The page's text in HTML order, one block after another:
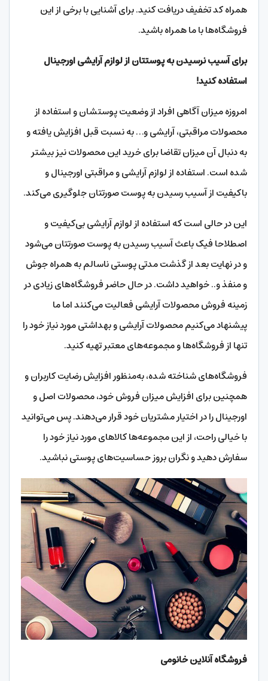
همراه کد تخفیف دریافت کنید. برای آشنایی با برخی از این
فروشگاه‌ها با ما همراه باشید.
برای آسیب نرسیدن به پوستتان از لوازم آرایشی اورجینال
استفاده کنید!
امروزه میزان آگاهی افراد از وضعیت پوستشان و استفاده از
محصولات مراقبتی، آرایشی و… به نسبت قبل افزایش یافته و
به دنبال آن میزان تقاضا برای خرید این محصولات نیز بیشتر
شده است. استفاده از لوازم آرایشی و مراقبتی اورجینال و
باکیفیت از آسیب رسیدن به پوست صورتتان جلوگیری می‌کند.
این در حالی است که استفاده از لوازم آرایشی بی‌کیفیت و
اصطلاحا فیک باعث آسیب رسیدن به پوست صورتتان می‌شود
و در نهایت بعد از گذشت مدتی پوستی ناسالم به همراه جوش
و منفذ و.. خواهید داشت. در حال حاضر فروشگاه‌های زیادی در
زمینه فروش محصولات آرایشی فعالیت می‌کنند اما ما
پیشنهاد می‌کنیم محصولات آرایشی و بهداشتی مورد نیاز خود را
تنها از فروشگاه‌ها و مجموعه‌های معتبر تهیه کنید.
فروشگاه‌های شناخته شده، به‌منظور افزایش رضایت کاربران و
همچنین برای افزایش میزان فروش خود، محصولات اصل و
اورجینال را در اختیار مشتریان خود قرار می‌دهند. پس می‌توانید
با خیالی راحت، از این مجموعه‌ها کالاهای مورد نیاز خود را
سفارش دهید و نگران بروز حساسیت‌های پوستی نباشید.
فروشگاه آنلاین خانومی